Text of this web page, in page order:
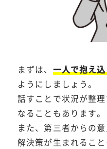
まずは、 一人で抱え
ようにしましょう。
話すことで状況が整
なることもあります。
また、第三者からの
解決策が生まれること